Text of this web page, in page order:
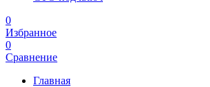
0
Избранное
0
Сравнение
Главная